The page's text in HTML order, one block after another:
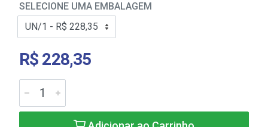
SELECIONE UMA EMBALAGEM
R$ 228,35